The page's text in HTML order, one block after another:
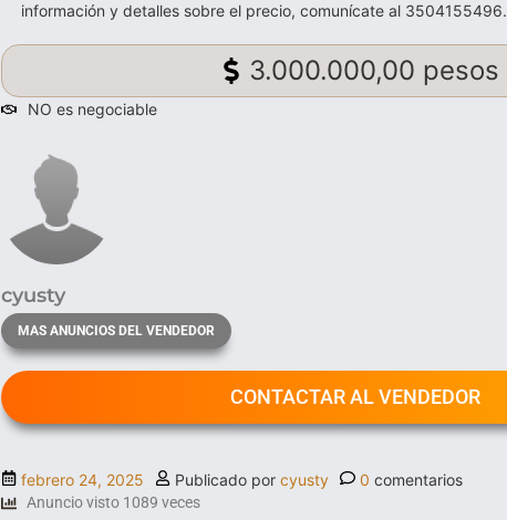
información y detalles sobre el precio, comunícate al 3504155496.
3.000.000,00 pesos
NO es negociable
cyusty
MAS ANUNCIOS DEL VENDEDOR
CONTACTAR AL VENDEDOR
febrero 24, 2025 Publicado por cyusty 0 comentarios
Anuncio visto 1089 veces